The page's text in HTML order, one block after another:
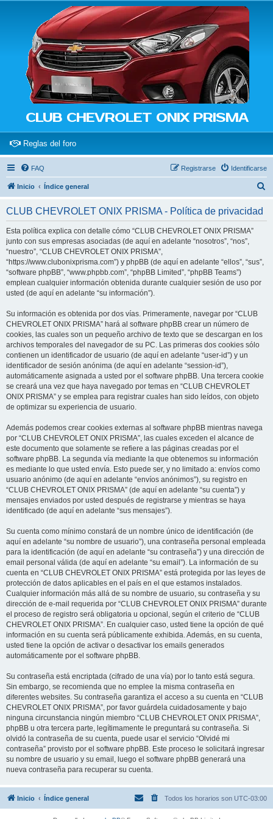
CLUB CHEVROLET ONIX PRISMA
Reglas del foro(Opens a new tab)
FAQ Identificarse
Registrarse
Inicio Índice general
CLUB CHEVROLET ONIX PRISMA - Política de privacidad
Esta política explica con detalle cómo “CLUB CHEVROLET ONIX PRISMA”
junto con sus empresas asociadas (de aquí en adelante “nosotros”, “nos”,
“nuestro”, “CLUB CHEVROLET ONIX PRISMA”,
“https://www.clubonixprisma.com”) y phpBB (de aquí en adelante “ellos”, “sus”,
“software phpBB”, “www.phpbb.com”, “phpBB Limited”, “phpBB Teams”)
emplean cualquier información obtenida durante cualquier sesión de uso por
usted (de aquí en adelante “su información”).
Su información es obtenida por dos vías. Primeramente, navegar por “CLUB
CHEVROLET ONIX PRISMA” hará al software phpBB crear un número de
cookies, las cuales son un pequeño archivo de texto que se descargan en los
archivos temporales del navegador de su PC. Las primeras dos cookies sólo
contienen un identificador de usuario (de aquí en adelante “user-id”) y un
identificador de sesión anónima (de aquí en adelante “session-id”),
automáticamente asignada a usted por el software phpBB. Una tercera cookie
se creará una vez que haya navegado por temas en “CLUB CHEVROLET
ONIX PRISMA” y se emplea para registrar cuales han sido leídos, con objeto
de optimizar su experiencia de usuario.
Además podemos crear cookies externas al software phpBB mientras navega
por “CLUB CHEVROLET ONIX PRISMA”, las cuales exceden el alcance de
este documento que solamente se refiere a las páginas creadas por el
software phpBB. La segunda vía mediante la que obtenemos su información
es mediante lo que usted envía. Esto puede ser, y no limitado a: envíos como
usuario anónimo (de aquí en adelante “envíos anónimos”), su registro en
“CLUB CHEVROLET ONIX PRISMA” (de aquí en adelante “su cuenta”) y
mensajes enviados por usted después de registrarse y mientras se haya
identificado (de aquí en adelante “sus mensajes”).
Su cuenta como mínimo constará de un nombre único de identificación (de
aquí en adelante “su nombre de usuario”), una contraseña personal empleada
para la identificación (de aquí en adelante “su contraseña”) y una dirección de
email personal válida (de aquí en adelante “su email”). La información de su
cuenta en “CLUB CHEVROLET ONIX PRISMA” está protegida por las leyes de
protección de datos aplicables en el país en el que estamos instalados.
Cualquier información más allá de su nombre de usuario, su contraseña y su
dirección de e-mail requerida por “CLUB CHEVROLET ONIX PRISMA” durante
el proceso de registro será obligatoria u opcional, según el criterio de “CLUB
CHEVROLET ONIX PRISMA”. En cualquier caso, usted tiene la opción de qué
información en su cuenta será públicamente exhibida. Además, en su cuenta,
usted tiene la opción de activar o desactivar los emails generados
automáticamente por el software phpBB.
Su contraseña está encriptada (cifrado de una vía) por lo tanto está segura.
Sin embargo, se recomienda que no emplee la misma contraseña en
diferentes websites. Su contraseña garantiza el acceso a su cuenta en “CLUB
CHEVROLET ONIX PRISMA”, por favor guárdela cuidadosamente y bajo
ninguna circunstancia ningún miembro “CLUB CHEVROLET ONIX PRISMA”,
phpBB u otra tercera parte, legítimamente le preguntará su contraseña. Si
olvidó la contraseña de su cuenta, puede usar el servicio “Olvidé mi
contraseña” provisto por el software phpBB. Este proceso le solicitará ingresar
su nombre de usuario y su email, luego el software phpBB generará una
nueva contraseña para recuperar su cuenta.
Inicio Índice general Todos los horarios son UTC-03:00